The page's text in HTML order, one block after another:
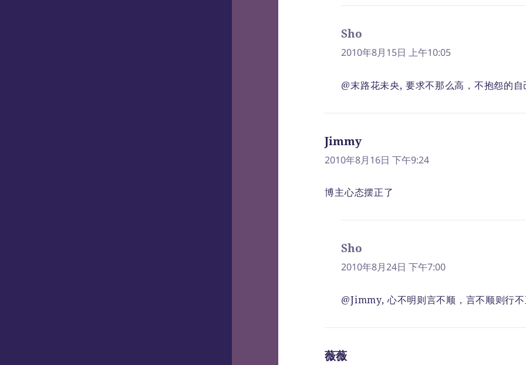
Sho
道：
2010年8月15日 上午10:05
@末路花未央, 要求不那么高，不抱怨的自
Jimmy
道：
2010年8月16日 下午9:24
博主心态摆正了
Sho
道：
2010年8月24日 下午7:00
@Jimmy, 心不明则言不顺，言不顺则行不
薇薇